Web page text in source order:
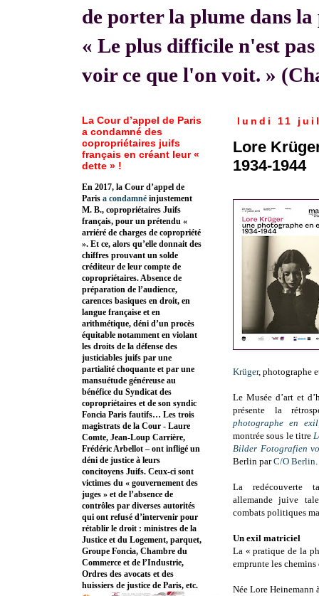
de porter la plume dans
« Le plus difficile n'est
voir ce que l'on voit. »
lundi 11
Lore
1934-1944
Krüger, photographe
Le Musée d’art et
présente la
photographe en
montrée sous le titre
Bilder Fotografien
Berlin parC/O Berlin.
La redécouverte
allemande juive
combats politiques
Un exil matriciel
La « pratique de la
emprunte les chemins
Née Lore Heinemann
La Cour d’appel de Paris
a condamné des
copropriétaires juifs
français en créant leur «
dette » !
En 2017, la Cour d’appel de
Paris a condamné injustement
M. B., copropriétaires Juifs
français, pour un prétendu «
arriéré de charges de copropriété
». Et ce, alors qu’elle donnait des
chiffres prouvant un solde
créditeur de leur compte de
copropriétaires. Absence de
préparation de l’audience,
carences basiques en droit, en
langue française et en
arithmétique, déni d’un procès
équitable notamment en violant
les droits de la défense des
justiciables juifs par une
partialité choquante et par une
mansuétude généreuse au
bénéfice du Syndicat des
copropriétaires et de son syndic
Foncia Paris fautifs… Les trois
magistrats de la Cour - Laure
Comte, Jean-Loup Carrière,
Frédéric Arbellot – ont infligé un
déni de justice à leurs
concitoyens Juifs. Ceux-ci sont
victimes du « gouvernement des
juges » et de l’absence de
contrôles par diverses autorités
qui ont refusé d’intervenir pour
rétablir le droit : ministres de la
Justice et du Logement, parquet,
Groupe Foncia, Chambre du
Commerce et de l’Industrie,
Ordres des avocats et des
huissiers de justice de Paris, etc.